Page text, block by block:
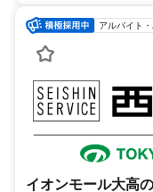
アルバイト・
イオンモール大高